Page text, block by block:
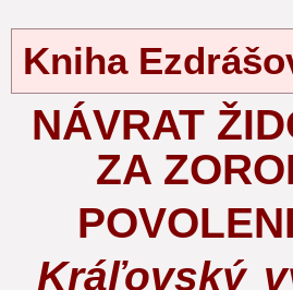
Kniha
NÁVRAT
ZA
Kráľovský